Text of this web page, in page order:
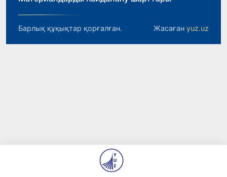
Барлық құқықтар қорғалған. Жасаған yuz.uz